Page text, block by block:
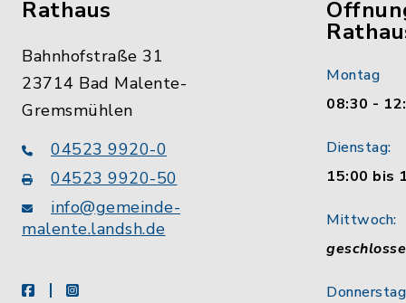
Rathaus
Bahnhofstraße 31
23714 Bad Malente-
Gremsmühlen
04523 9920-0
04523 9920-50
info@gemeinde-
malente.landsh.de
facebookinstagram
Montag
08:30 -
Dienstag:
15:00 bis
Mittwoch:
Donnerstag